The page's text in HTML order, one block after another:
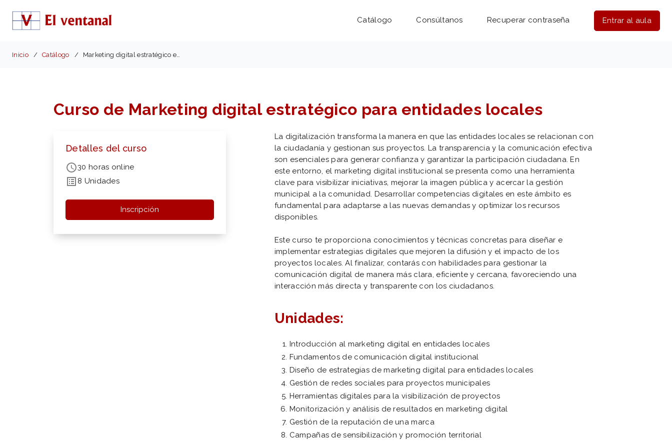
Catálogo Consúltanos Recuperar contraseña Entrar al aula
Inicio Catálogo Marketing digital estratégico en entidades locales
Curso de Marketing digital estratégico para entidades locales
Detalles del curso
30 horas online
8 Unidades
Inscripción
La digitalización transforma la manera en que las entidades locales se relacionan con
la ciudadanía y gestionan sus proyectos. La transparencia y la comunicación efectiva
son esenciales para generar confianza y garantizar la participación ciudadana. En
este entorno, el marketing digital institucional se presenta como una herramienta
clave para visibilizar iniciativas, mejorar la imagen pública y acercar la gestión
municipal a la comunidad. Desarrollar competencias digitales en este ámbito es
fundamental para adaptarse a las nuevas demandas y optimizar los recursos
disponibles.
Este curso te proporciona conocimientos y técnicas concretas para diseñar e
implementar estrategias digitales que mejoren la difusión y el impacto de los
proyectos locales. Al finalizar, contarás con habilidades para gestionar la
comunicación digital de manera más clara, eficiente y cercana, favoreciendo una
interacción más directa y transparente con los ciudadanos.
Unidades:
Introducción al marketing digital en entidades locales
Fundamentos de comunicación digital institucional
Diseño de estrategias de marketing digital para entidades locales
Gestión de redes sociales para proyectos municipales
Herramientas digitales para la visibilización de proyectos
Monitorización y análisis de resultados en marketing digital
Gestión de la reputación de una marca
Campañas de sensibilización y promoción territorial